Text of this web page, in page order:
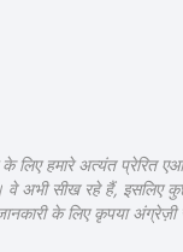
लिए हमारे अत्यंत प्रेरित एआई
वे अभी सीख रहे हैं, इसलिए
के लिए कृपया